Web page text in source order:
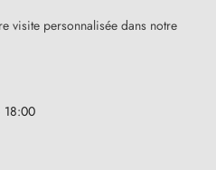
visite personnalisée dans notre
18:00